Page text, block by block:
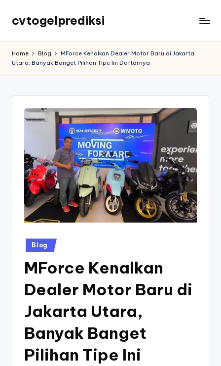
cvtogelprediksi
Home Blog
MForce Kenalkan Dealer Motor Baru di Jakarta
Utara, Banyak Banget Pilihan Tipe Ini Daftarnya
Posted
in
Blog
MForce Kenalkan
Dealer Motor Baru di
Jakarta Utara,
Banyak Banget
Pilihan Tipe Ini